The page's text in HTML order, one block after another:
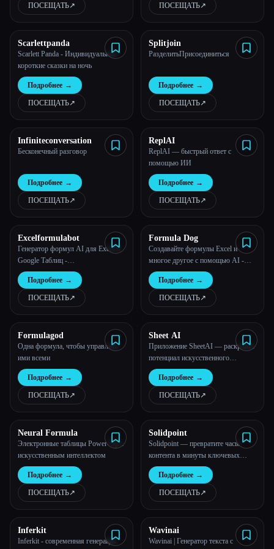
О нас
Esc
ПОСЕЩАТЬ↗︎ ПОСЕЩАТЬ↗︎
Scarlettpanda
Scarlett Panda - Индивидуальные
короткие сказки на ночь
Подробнее →
ПОСЕЩАТЬ↗︎
Splitjoin
РазделитьПрисоединиться
Подробнее →
ПОСЕЩАТЬ↗︎
Infiniteconversation
Бесконечный разговор
Подробнее →
ПОСЕЩАТЬ↗︎
ReplAI
ReplAI — быстрый ответ с
помощью ИИ
Подробнее →
ПОСЕЩАТЬ↗︎
Excelformulabot
Генератор формул AI для Excel и
Google Таблиц -
Excelformulabot.com
Подробнее →
ПОСЕЩАТЬ↗︎
Formula Dog
Создавайте формулы Excel и
многое другое с помощью AI -
Formula Dog
Подробнее →
ПОСЕЩАТЬ↗︎
Formulagod
Одна формула, чтобы управлять
ими всеми
Подробнее →
ПОСЕЩАТЬ↗︎
Sheet AI
Приложение SheetAI — раскройте
потенциал искусственного
интеллекта в своих таблицах
Google.
Подробнее →
ПОСЕЩАТЬ↗︎
Neural Formula
Электронные таблицы Power-Up с
искусственным интеллектом
Подробнее →
ПОСЕЩАТЬ↗︎
Solidpoint
Solidpoint — превратите часы
контента в минуты ключевых
идей!
Подробнее →
ПОСЕЩАТЬ↗︎
Inferkit
Inferkit - современная генерация
Wavinai
Wavinai | Генератор текста с